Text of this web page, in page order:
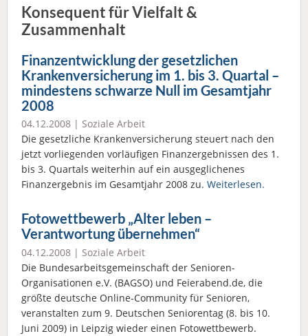
Konsequent für Vielfalt &
Zusammenhalt
Finanzentwicklung der gesetzlichen
Krankenversicherung im 1. bis 3. Quartal –
mindestens schwarze Null im Gesamtjahr
2008
04.12.2008 | Soziale Arbeit
Die gesetzliche Krankenversicherung steuert nach den
jetzt vorliegenden vorläufigen Finanzergebnissen des 1.
bis 3. Quartals weiterhin auf ein ausgeglichenes
Finanzergebnis im Gesamtjahr 2008 zu. Weiterlesen.
Fotowettbewerb „Alter leben –
Verantwortung übernehmen“
04.12.2008 | Soziale Arbeit
Die Bundesarbeitsgemeinschaft der Senioren-
Organisationen e.V. (BAGSO) und Feierabend.de, die
größte deutsche Online-Community für Senioren,
veranstalten zum 9. Deutschen Seniorentag (8. bis 10.
Juni 2009) in Leipzig wieder einen Fotowettbewerb.